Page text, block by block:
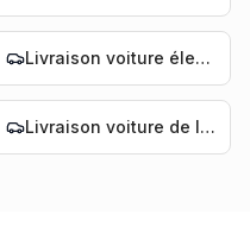
Livraison voiture électrique Nantes
Livraison voiture de luxe Nantes